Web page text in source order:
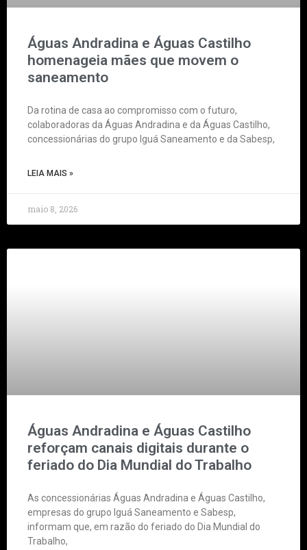
Águas Andradina e Águas Castilho
homenageia mães que movem o
saneamento
Da rotina de casa ao compromisso com o futuro,
colaboradoras da Águas Andradina e da Águas Castilho,
concessionárias do grupo Iguá Saneamento e da Sabesp,
LEIA MAIS »
maio 8, 2026
Águas Andradina e Águas Castilho
reforçam canais digitais durante o
feriado do Dia Mundial do Trabalho
As concessionárias Águas Andradina e Águas Castilho,
empresas do grupo Iguá Saneamento e Sabesp,
informam que, em razão do feriado do Dia Mundial do
Trabalho,